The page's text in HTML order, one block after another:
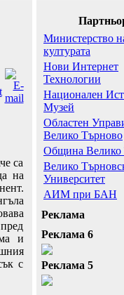
са
на
и
с
Министерство
културата
Нови Интернет
Технологии
Национален
Музей
Областен
Велико Търново
Община Велико
Велико
Университет
АИМ при БАН
Реклама
Реклама 6
Реклама 5